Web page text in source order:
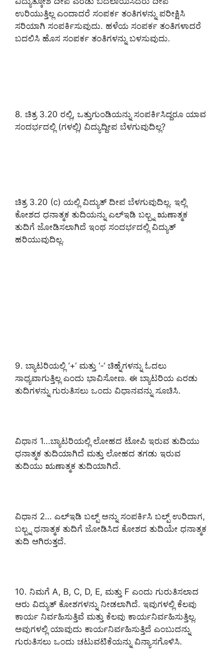
ಉರಿಯುತ್ತಿಲ್ಲ ಎಂದಾದರೆ ಸಂಪರ್ಕ ತಂತಿಗಳನ್ನು ಪರೀಕ್ಷಿಸಿ
ಸರಿಯಾಗಿ ಸಂಪರ್ಕಿಸುವುದು. ಹಳೆಯ ಸಂಪರ್ಕ ತಂತಿಗಳಾದರೆ
ಬದಲಿಸಿ ಹೊಸ ಸಂಪರ್ಕ ತಂತಿಗಳನ್ನು ಬಳಸುವುದು.
8. ಚಿತ್ರ 3.20 ರಲ್ಲಿ, ಒತ್ತುಗುಂಡಿಯನ್ನು ಸಂಪರ್ಕಿಸಿದ್ದರೂ ಯಾವ
ಸಂದರ್ಭದಲ್ಲಿ (ಗಳಲ್ಲಿ) ವಿದ್ಯುದ್ದೀಪ ಬೆಳಗುವುದಿಲ್ಲ?
ಚಿತ್ರ 3.20 (c) ಯಲ್ಲಿ ವಿದ್ಯುತ್ ದೀಪ ಬೆಳಗುವುದಿಲ್ಲ. ಇಲ್ಲಿ
ಕೋಶದ ಧನಾತ್ಮಕ ತುದಿಯನ್ನು ಎಲ್ಇಡಿ ಬಲ್ಬ್ನ ಋಣಾತ್ಮಕ
ತುದಿಗೆ ಜೋಡಿಸಲಾಗಿದೆ ಇಂಥ ಸಂದರ್ಭದಲ್ಲಿ ವಿದ್ಯುತ್
ಹರಿಯುವುದಿಲ್ಲ.
9. ಬ್ಯಾಟರಿಯಲ್ಲಿ ‘+’ ಮತ್ತು ‘-‘ ಚಿಹ್ನೆಗಳನ್ನು ಓದಲು
ಸಾಧ್ಯವಾಗುತ್ತಿಲ್ಲ ಎಂದು ಭಾವಿಸೋಣ. ಈ ಬ್ಯಾಟರಿಯ ಎರಡು
ತುದಿಗಳನ್ನು ಗುರುತಿಸಲು ಒಂದು ವಿಧಾನವನ್ನು ಸೂಚಿಸಿ.
ವಿಧಾನ 1…ಬ್ಯಾಟರಿಯಲ್ಲಿ ಲೋಹದ ಟೋಪಿ ಇರುವ ತುದಿಯು
ಧನಾತ್ಮಕ ತುದಿಯಾಗಿದೆ ಮತ್ತು ಲೋಹದ ತಗಡು ಇರುವ
ತುದಿಯು ಋಣಾತ್ಮಕ ತುದಿಯಾಗಿದೆ.
ವಿಧಾನ 2… ಎಲ್ಇಡಿ ಬಲ್ಪ್ ಅನ್ನು ಸಂಪರ್ಕಿಸಿ ಬಲ್ಪ್ ಉರಿದಾಗ,
ಬಲ್ಬ್ನ ಧನಾತ್ಮಕ ತುದಿಗೆ ಜೋಡಿಸಿದ ಕೋಶದ ತುದಿಯೇ ಧನಾತ್ಮಕ
ತುದಿ ಆಗಿರುತ್ತದೆ.
10. ನಿಮಗೆ A, B, C, D, E, ಮತ್ತು F ಎಂದು ಗುರುತಿಸಲಾದ
ಆರು ವಿದ್ಯುತ್ ಕೋಶಗಳನ್ನು ನೀಡಲಾಗಿದೆ. ಇವುಗಳಲ್ಲಿ ಕೆಲವು
ಕಾರ್ಯ ನಿರ್ವಹಿಸುತ್ತಿವೆ ಮತ್ತು ಕೆಲವು ಕಾರ್ಯನಿರ್ವಹಿಸುತ್ತಿಲ್ಲ.
ಅವುಗಳಲ್ಲಿ ಯಾವುದು ಕಾರ್ಯನಿರ್ವಹಿಸುತ್ತಿದೆ ಎಂಬುದನ್ನು
ಗುರುತಿಸಲು ಒಂದು ಚಟುವಟಿಕೆಯನ್ನು ವಿನ್ಯಾಸಗೊಳಿಸಿ.